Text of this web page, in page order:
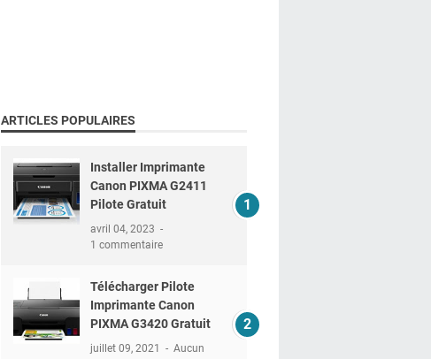
ARTICLES POPULAIRES
Installer Imprimante
Canon PIXMA G2411
Pilote Gratuit
avril 04, 2023
1 commentaire
Télécharger Pilote
Imprimante Canon
PIXMA G3420 Gratuit
juillet 09, 2021
Aucun